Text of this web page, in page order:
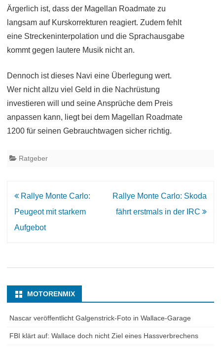
Ärgerlich ist, dass der Magellan Roadmate zu
langsam auf Kurskorrekturen reagiert. Zudem fehlt
eine Streckeninterpolation und die Sprachausgabe
kommt gegen lautere Musik nicht an.
Dennoch ist dieses Navi eine Überlegung wert.
Wer nicht allzu viel Geld in die Nachrüstung
investieren will und seine Ansprüche dem Preis
anpassen kann, liegt bei dem Magellan Roadmate
1200 für seinen Gebrauchtwagen sicher richtig.
Ratgeber
Beitrags-
Navigation
Rallye Monte Carlo:
Peugeot mit starkem
Aufgebot
Rallye Monte Carlo: Skoda
fährt erstmals in der IRC
MOTORENMIX
Nascar veröffentlicht Galgenstrick-Foto in Wallace-Garage
FBI klärt auf: Wallace doch nicht Ziel eines Hassverbrechens